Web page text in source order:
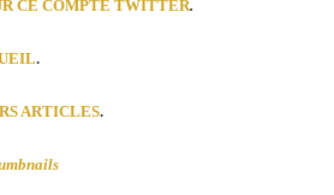
CE COMPTE TWITTER.
.
ARTICLES.